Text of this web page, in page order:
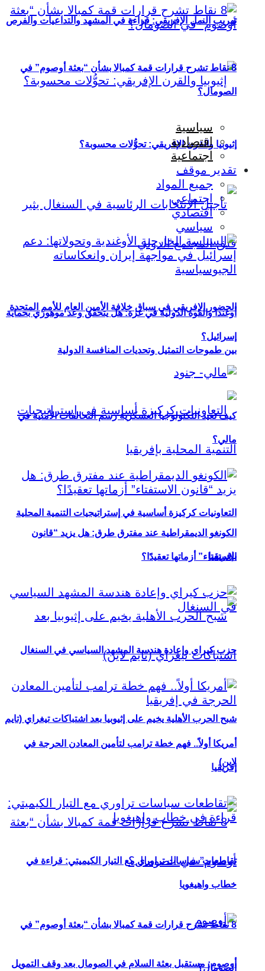
تهريب النمل الإفريقي: قراءة في المشهد والتداعيات والفرص
إثيوبيا والقرن الإفريقي: تحوُّلات محسوبة؟
الحضور الإفريقي في سباق خلافة الأمين العام للأمم المتحدة
بين طموحات التمثيل وتحديات المنافسة الدولية
التعاونيات كركيزة أساسية في إستراتيجيات التنمية المحلية
بإفريقيا
شبح الحرب الأهلية يخيم على إثيوبيا بعد اشتباكات تيغراي (تايم
لاين)
8 نقاط تشرح قرارات قمة كمبالا بشأن “بعثة أوصوم” في
الصومال؟
8 نقاط تشرح قرارات قمة كمبالا بشأن “بعثة أوصوم” في
الصومال؟
سياسية
اقتصادية
اجتماعية
تقدير موقف
جميع المواد
اجتماعي
اقتصادي
سياسي
أوغندا والقوة الدولية في غزة: هل يتحقق وعد موهوزي بحماية
إسرائيل؟
كيف تعيد التكنولوجيا العسكرية رسم التحالفات الأمنية في
مالي؟
الكونغو الديمقراطية عند مفترق طرق: هل يزيد “قانون
الاستفتاء” أزماتها تعقيدًا؟
حزب كيراي وإعادة هندسة المشهد السياسي في السنغال
أمريكا أولاً.. فهم خطة ترامب لتأمين المعادن الحرجة في
إفريقيا
تقاطعات سياسات تراوري مع التيار الكيميتي: قراءة في
خطاب واهيغويا
أوصوم: مستقبل بعثة السلام في الصومال بعد وقف التمويل